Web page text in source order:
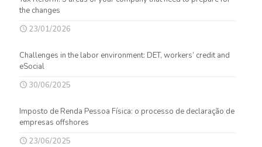
the changes
23/01/2026
Challenges in the labor environment: DET, workers’ credit and
eSocial
30/06/2025
Imposto de Renda Pessoa Física: o processo de declaração de
empresas offshores
23/06/2025